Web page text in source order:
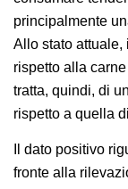
principalmente
Allo stato attuale,
rispetto alla
tratta, quindi, di
rispetto a quella
Il dato positivo
fronte alla